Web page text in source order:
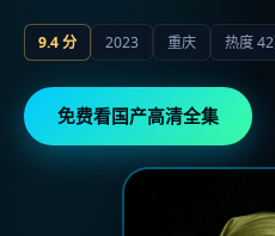
9.4分 2023 重庆 热度
免费看国产高清全集